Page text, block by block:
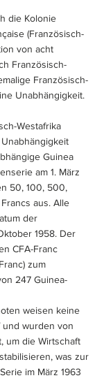
die Kolonie
(Französisch-
von acht
Französisch-
Französisch-
Unabhängigkeit.
Westafrika
Guinea
am 1. März
50, 100, 500,
aus. Alle
der
1958. Der
CFA-Franc
zum
247 Guinea-
weisen keine
und wurden von
um die Wirtschaft
was zur
im März 1963